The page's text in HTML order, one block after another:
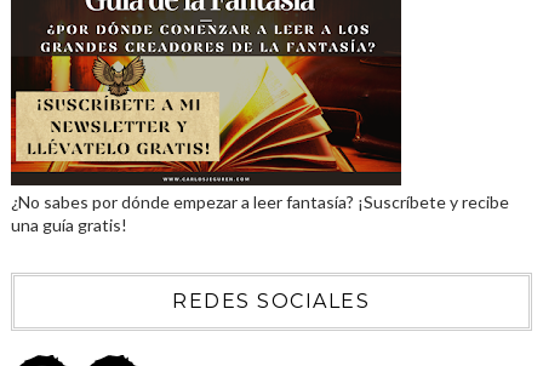
¿No sabes por dónde empezar a leer fantasía? ¡Suscríbete y recibe
una guía gratis!
REDES SOCIALES